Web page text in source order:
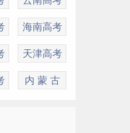
海南高考
天津高考
内 蒙 古